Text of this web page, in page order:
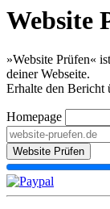
Website
»Website Prüfen«
deiner Webseite.
Erhalte den Bericht
Homepage
Website Prüfen